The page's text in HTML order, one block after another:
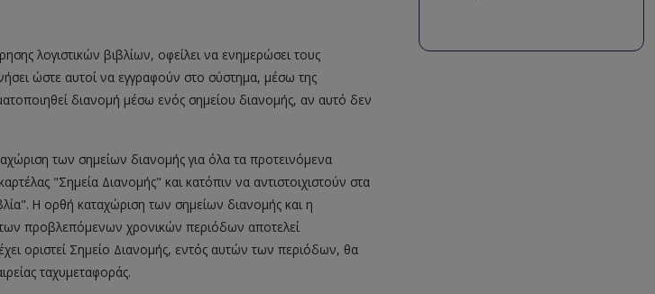
λογιστικών βιβλίων, οφείλει να ενημερώσει τους
ώστε αυτοί να εγγραφούν στο σύστημα, μέσω της
διανομή μέσω ενός σημείου διανομής, αν αυτό δεν
των σημείων διανομής για όλα τα προτεινόμενα
"Σημεία Διανομής" και κατόπιν να αντιστοιχιστούν στα
Η ορθή καταχώριση των σημείων διανομής και η
των προβλεπόμενων χρονικών περιόδων αποτελεί
οριστεί Σημείο Διανομής, εντός αυτών των περιόδων, θα
ταχυμεταφοράς.